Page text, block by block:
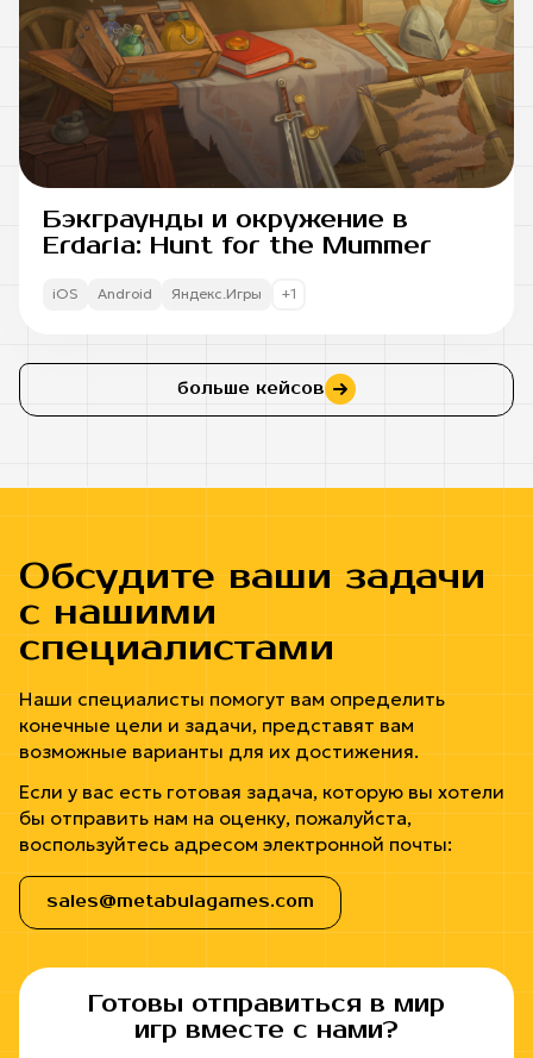
Бэкграунды и окружение в
Erdaria: Hunt for the Mummer
iOS Android Яндекс.Игры +1
больше кейсов
Обсудите ваши задачи
с нашими
специалистами
Наши специалисты помогут вам определить
конечные цели и задачи, представят вам
возможные варианты для их достижения.
Если у вас есть готовая задача, которую вы хотели
бы отправить нам на оценку, пожалуйста,
воспользуйтесь адресом электронной почты:
sales@metabulagames.com
Готовы отправиться в мир
игр вместе с нами?